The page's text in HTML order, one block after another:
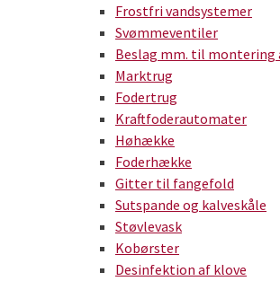
Frostfri vandsystemer
Svømmeventiler
Beslag mm. til montering
Marktrug
Fodertrug
Kraftfoderautomater
Høhække
Foderhække
Gitter til fangefold
Sutspande og kalveskåle
Støvlevask
Kobørster
Desinfektion af klove